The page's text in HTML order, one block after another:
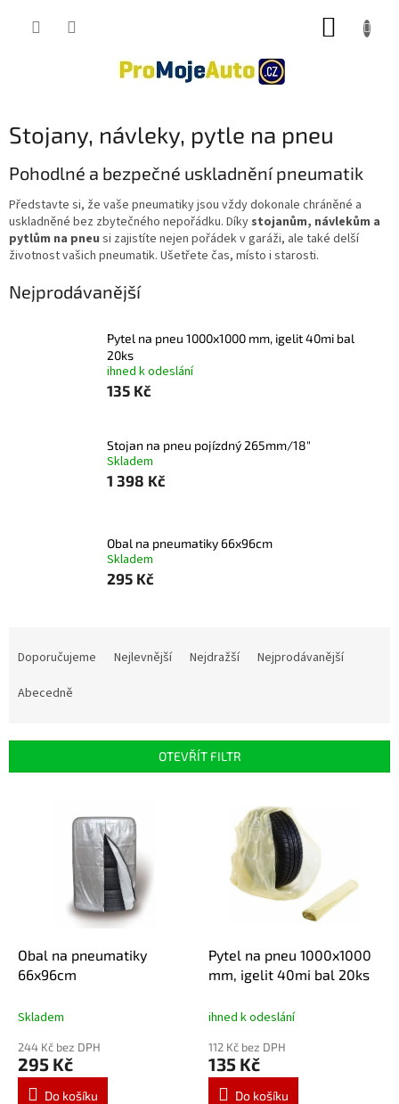
Stojany, návleky, pytle na pneu
Pohodlné a bezpečné uskladnění pneumatik
Představte si, že vaše pneumatiky jsou vždy dokonale chráněné a
uskladněné bez zbytečného nepořádku. Díky stojanům, návlekům a
pytlům na pneu si zajistíte nejen pořádek v garáži, ale také delší
životnost vašich pneumatik. Ušetřete čas, místo i starosti.
Nejprodávanější
Pytel na pneu 1000x1000 mm, igelit 40mi bal
20ks
ihned k odeslání
135 Kč
Stojan na pneu pojízdný 265mm/18"
Skladem
1 398 Kč
Obal na pneumatiky 66x96cm
Skladem
295 Kč
r
Doporučujeme Nejlevnější Nejdražší
Nejprodávanější
Abecedně
OTEVŘÍT FILTR
Obal na pneumatiky
66x96cm
Skladem
244 Kč bez DPH
295 Kč
Do košíku
Pytel na pneu 1000x1000
mm, igelit 40mi bal 20ks
ihned k odeslání
112 Kč bez DPH
135 Kč
Do košíku